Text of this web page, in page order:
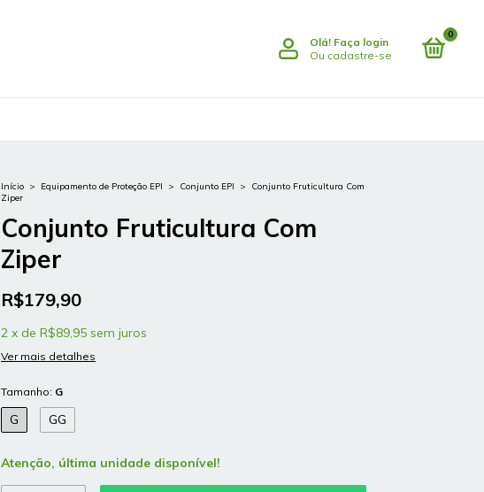
Olá! Faça login
Ou cadastre-se
0
Início > Equipamento de Proteção EPI > Conjunto EPI >
Conjunto Fruticultura Com
Ziper
Conjunto Fruticultura Com
Ziper
R$179,90
2 x de R$89,95 sem juros
Ver mais detalhes
Tamanho: G
G GG
Atenção, última unidade disponível!